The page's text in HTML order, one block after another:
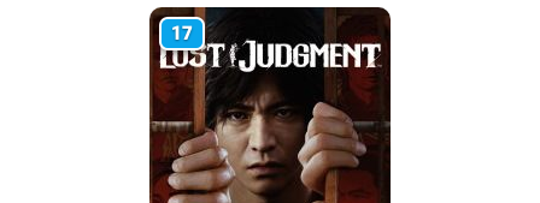
także możliwość skorzystania z broni palnej. Oprawa graficzna
prezentuje wysoki poziom wykonania, a sam świat gry jest
znacznie większy i bardziej otwarty, co stało się możliwe dzięki
wykorzystaniu potencjału konsol nowej generacji.
17